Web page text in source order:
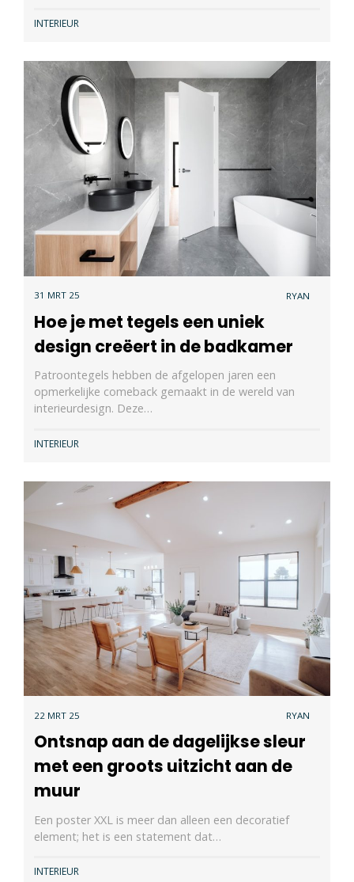
INTERIEUR
31 MRT 25 RYAN
Hoe je met tegels een uniek
design creëert in de badkamer
Patroontegels hebben de afgelopen jaren een
opmerkelijke comeback gemaakt in de wereld van
interieurdesign. Deze…
INTERIEUR
22 MRT 25 RYAN
Ontsnap aan de dagelijkse sleur
met een groots uitzicht aan de
muur
Een poster XXL is meer dan alleen een decoratief
element; het is een statement dat…
INTERIEUR